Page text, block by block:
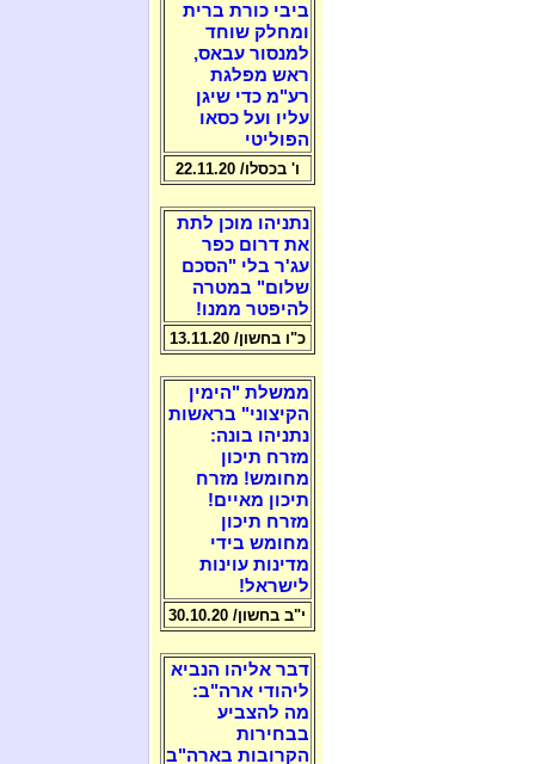
ביבי כורת ברית
ומחלק שוחד
למנסור עבאס,
ראש מפלגת
רע"מ כדי שיגן
עליו ועל כסאו
הפוליטי
ו' בכסלו/ 22.11.20
נתניהו מוכן לתת
את דרום כפר
עג'ר בלי "הסכם
שלום" במטרה
להיפטר ממנו!
כ"ו בחשון/ 13.11.20
ממשלת "הימין
הקיצוני" בראשות
נתניהו בונה:
מזרח תיכון
מחומש! מזרח
תיכון מאיים!
מזרח תיכון
מחומש בידי
מדינות עוינות
לישראל!
י"ב בחשון/ 30.10.20
דבר אליהו הנביא
ליהודי ארה"ב:
מה להצביע
בבחירות
הקרובות בארה"ב